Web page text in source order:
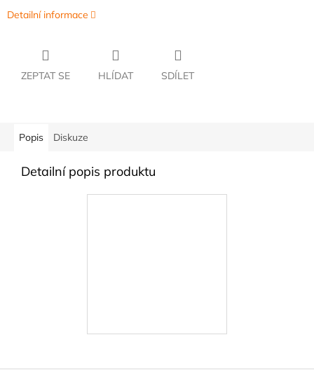
Detailní informace
ZEPTAT SE HLÍDAT SDÍLET
Popis Diskuze
Detailní popis produktu
Z